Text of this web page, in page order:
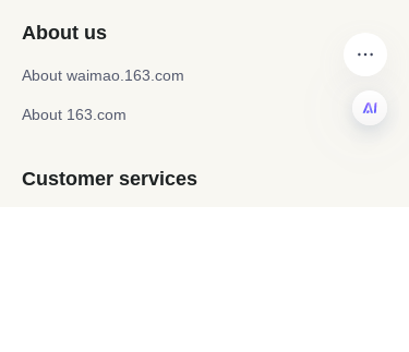
About us
About waimao.163.com
About 163.com
Customer services